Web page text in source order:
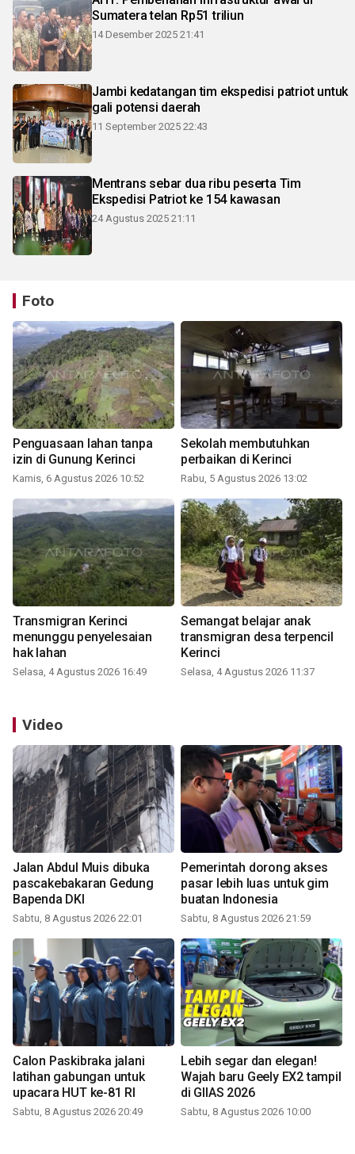
Sumatera telan Rp51 triliun
14 Desember 2025 21:41
Jambi kedatangan tim ekspedisi patriot untuk
gali potensi daerah
11 September 2025 22:43
Mentrans sebar dua ribu peserta Tim
Ekspedisi Patriot ke 154 kawasan
24 Agustus 2025 21:11
Foto
Penguasaan lahan tanpa
izin di Gunung Kerinci
Kamis, 6 Agustus 2026 10:52
Sekolah membutuhkan
perbaikan di Kerinci
Rabu, 5 Agustus 2026 13:02
Transmigran Kerinci
menunggu penyelesaian
hak lahan
Selasa, 4 Agustus 2026 16:49
Semangat belajar anak
transmigran desa terpencil
Kerinci
Selasa, 4 Agustus 2026 11:37
Video
Jalan Abdul Muis dibuka
pascakebakaran Gedung
Bapenda DKI
Sabtu, 8 Agustus 2026 22:01
Pemerintah dorong akses
pasar lebih luas untuk gim
buatan Indonesia
Sabtu, 8 Agustus 2026 21:59
Calon Paskibraka jalani
latihan gabungan untuk
upacara HUT ke-81 RI
Sabtu, 8 Agustus 2026 20:49
Lebih segar dan elegan!
Wajah baru Geely EX2 tampil
di GIIAS 2026
Sabtu, 8 Agustus 2026 10:00